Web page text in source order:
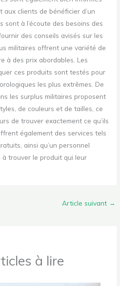
clients de bénéficier d’un
sont à l’écoute des besoins des
des conseils avisés sur les
militaires offrent une variété de
à des prix abordables. Les
ces produits sont testés pour
les plus extrêmes. De
les surplus militaires proposent
de couleurs et de tailles, ce
de trouver exactement ce qu’ils
également des services tels
ainsi qu’un personnel
trouver le produit qui leur
Article suivant →
à lire